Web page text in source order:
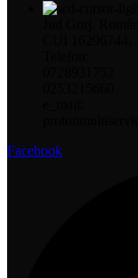
Facebook